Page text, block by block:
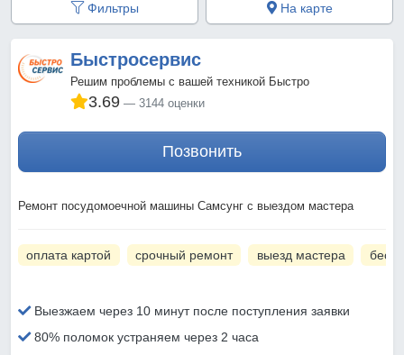
Фильтры На карте
Быстросервис
Решим проблемы с вашей техникой Быстро
3.69 3144 оценки
Позвонить
Ремонт посудомоечной машины Самсунг с выездом мастера
оплата картой срочный ремонт выезд мастера
Выезжаем через 10 минут после поступления заявки
80% поломок устраняем через 2 часа